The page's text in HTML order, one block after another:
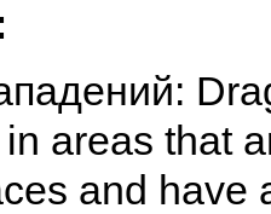
areas that
and have